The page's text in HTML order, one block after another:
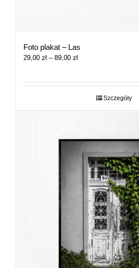
Foto plakat – Las
29,00 zł – 89,00 złZakres
29,00 zł
Szczegóły